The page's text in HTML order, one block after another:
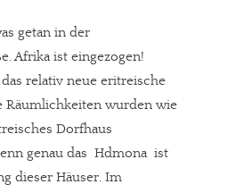
getan in der
Afrika ist eingezogen!
relativ neue eritreische
Räumlichkeiten wurden wie
Dorfhaus
genau das  Hdmona  ist
dieser Häuser. Im